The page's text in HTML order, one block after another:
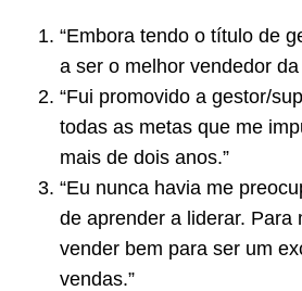
“Embora tendo o título de
a ser o melhor vendedor da
“Fui promovido a gestor/
todas as metas que me
mais de dois anos.”
“Eu nunca havia me
de aprender a liderar. Para
vender bem para ser um
vendas.”